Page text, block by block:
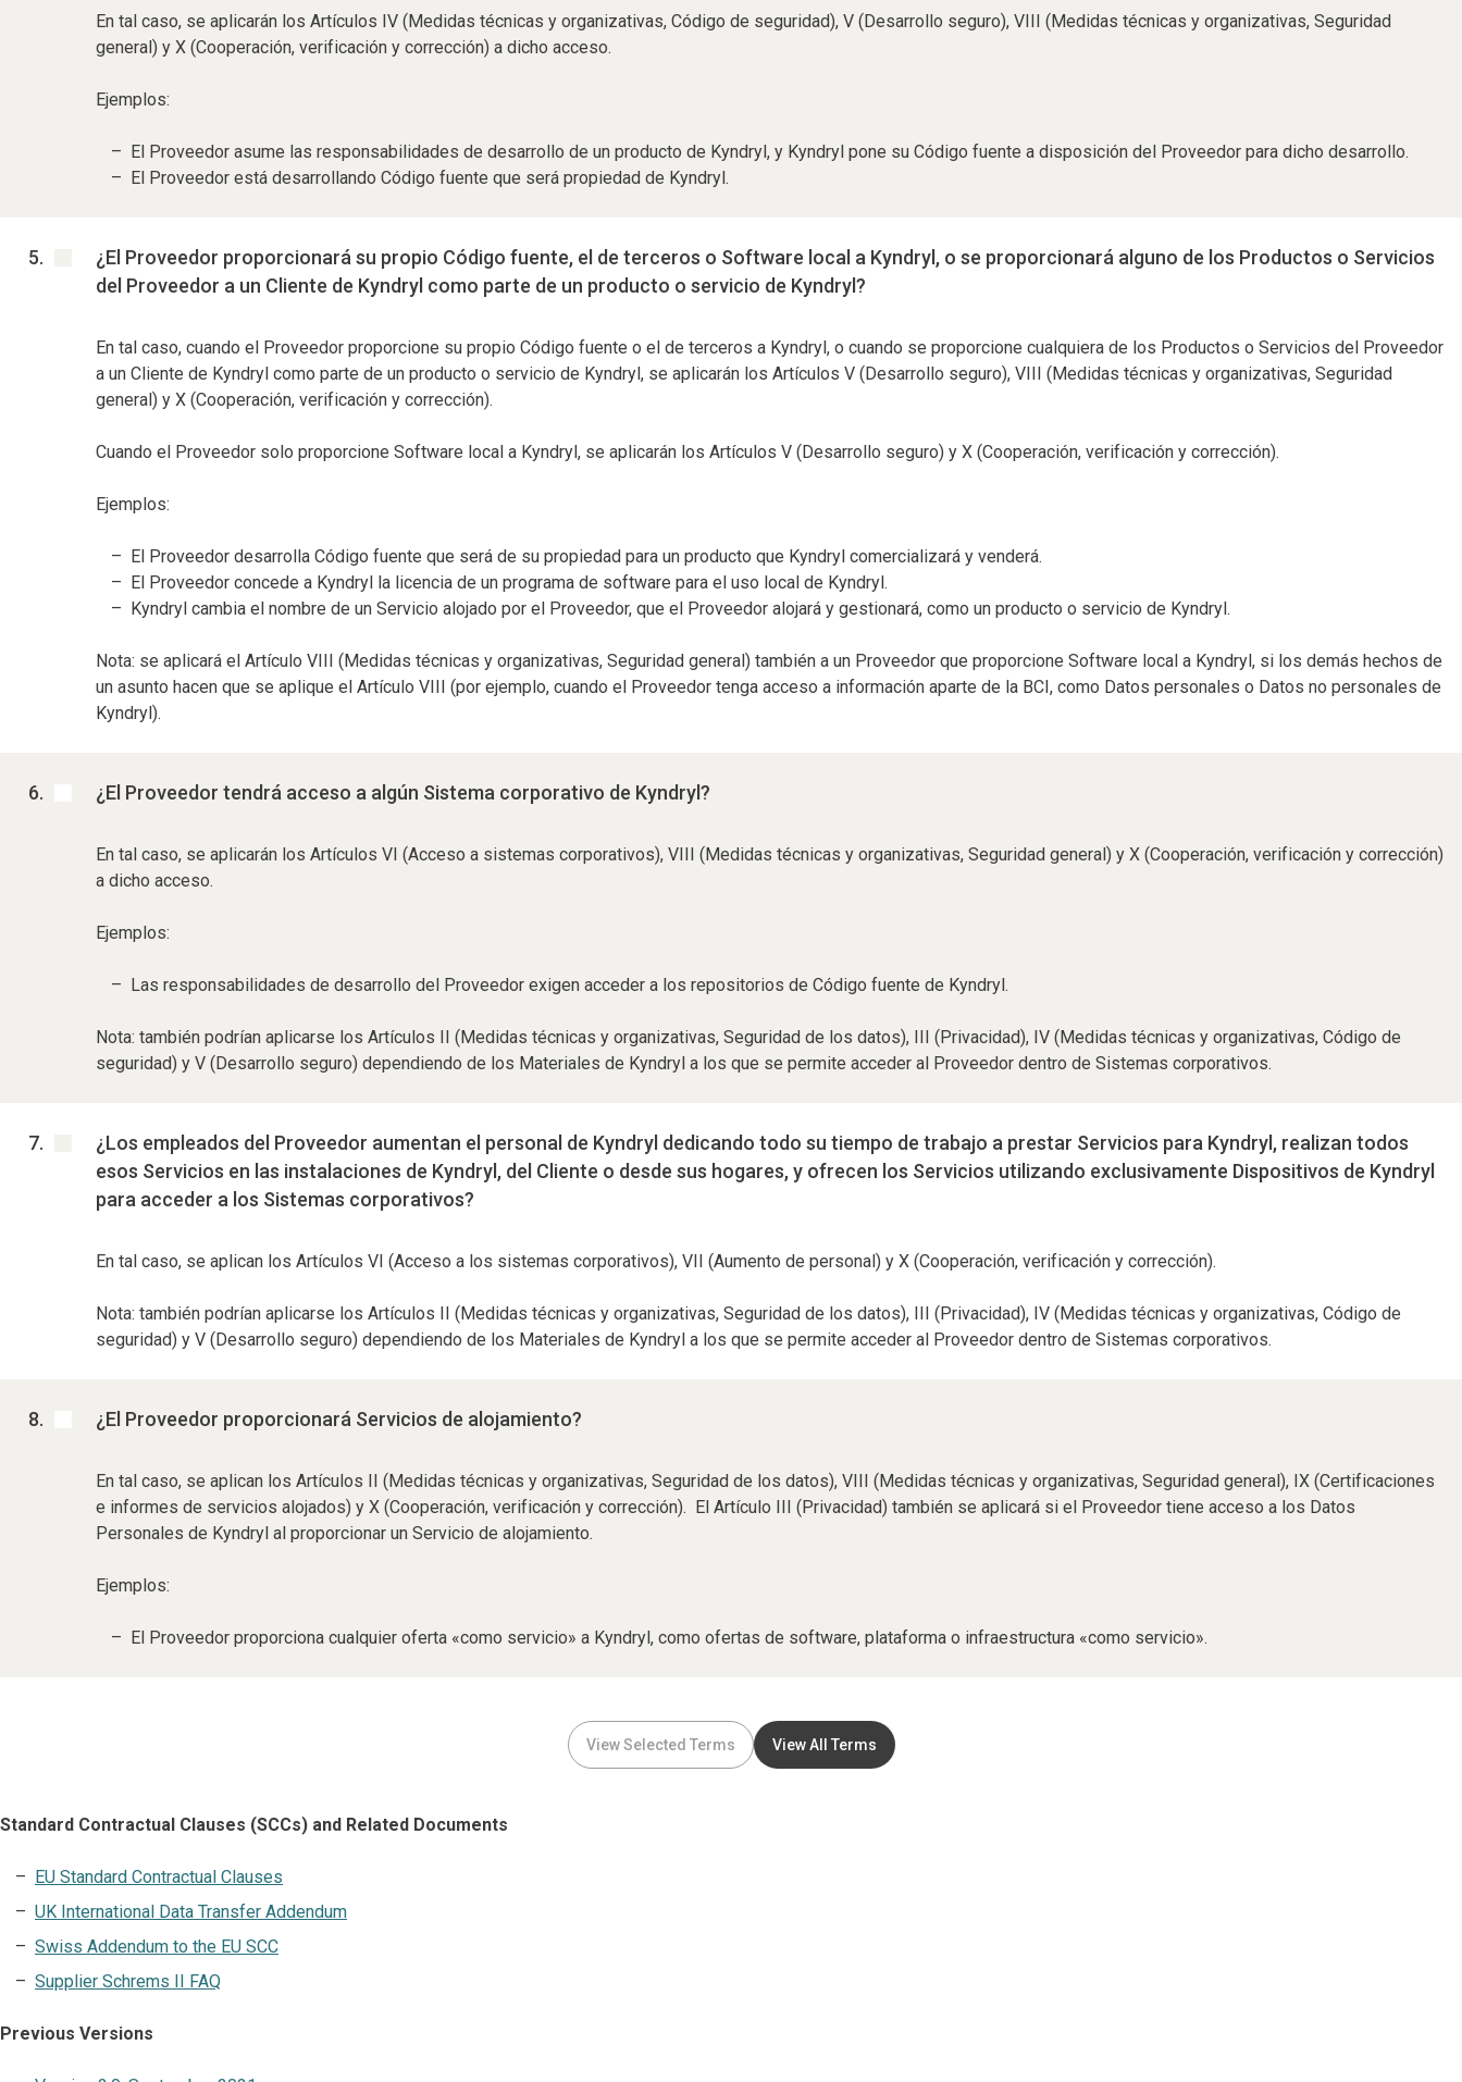
En tal caso, se aplicarán los Artículos IV (Medidas técnicas y organizativas, Código de seguridad), V (Desarrollo seguro), VIII (Medidas técnicas y organizativas, Seguridad
general) y X (Cooperación, verificación y corrección) a dicho acceso.
Ejemplos:
El Proveedor asume las responsabilidades de desarrollo de un producto de Kyndryl, y Kyndryl pone su Código fuente a disposición del Proveedor para dicho desarrollo.
El Proveedor está desarrollando Código fuente que será propiedad de Kyndryl.
¿El Proveedor proporcionará su propio Código fuente, el de terceros o Software local a Kyndryl, o se proporcionará alguno de los Productos o Servicios
del Proveedor a un Cliente de Kyndryl como parte de un producto o servicio de Kyndryl?
En tal caso, cuando el Proveedor proporcione su propio Código fuente o el de terceros a Kyndryl, o cuando se proporcione cualquiera de los Productos o Servicios del Proveedor
a un Cliente de Kyndryl como parte de un producto o servicio de Kyndryl, se aplicarán los Artículos V (Desarrollo seguro), VIII (Medidas técnicas y organizativas, Seguridad
general) y X (Cooperación, verificación y corrección).
Cuando el Proveedor solo proporcione Software local a Kyndryl, se aplicarán los Artículos V (Desarrollo seguro) y X (Cooperación, verificación y corrección).
Ejemplos:
El Proveedor desarrolla Código fuente que será de su propiedad para un producto que Kyndryl comercializará y venderá.
El Proveedor concede a Kyndryl la licencia de un programa de software para el uso local de Kyndryl.
Kyndryl cambia el nombre de un Servicio alojado por el Proveedor, que el Proveedor alojará y gestionará, como un producto o servicio de Kyndryl.
Nota: se aplicará el Artículo VIII (Medidas técnicas y organizativas, Seguridad general) también a un Proveedor que proporcione Software local a Kyndryl, si los demás hechos de
un asunto hacen que se aplique el Artículo VIII (por ejemplo, cuando el Proveedor tenga acceso a información aparte de la BCI, como Datos personales o Datos no personales de
Kyndryl).
¿El Proveedor tendrá acceso a algún Sistema corporativo de Kyndryl?
En tal caso, se aplicarán los Artículos VI (Acceso a sistemas corporativos), VIII (Medidas técnicas y organizativas, Seguridad general) y X (Cooperación, verificación y corrección)
a dicho acceso.
Ejemplos:
Las responsabilidades de desarrollo del Proveedor exigen acceder a los repositorios de Código fuente de Kyndryl.
Nota: también podrían aplicarse los Artículos II (Medidas técnicas y organizativas, Seguridad de los datos), III (Privacidad), IV (Medidas técnicas y organizativas, Código de
seguridad) y V (Desarrollo seguro) dependiendo de los Materiales de Kyndryl a los que se permite acceder al Proveedor dentro de Sistemas corporativos.
¿Los empleados del Proveedor aumentan el personal de Kyndryl dedicando todo su tiempo de trabajo a prestar Servicios para Kyndryl, realizan todos
esos Servicios en las instalaciones de Kyndryl, del Cliente o desde sus hogares, y ofrecen los Servicios utilizando exclusivamente Dispositivos de Kyndryl
para acceder a los Sistemas corporativos?
En tal caso, se aplican los Artículos VI (Acceso a los sistemas corporativos), VII (Aumento de personal) y X (Cooperación, verificación y corrección).
Nota: también podrían aplicarse los Artículos II (Medidas técnicas y organizativas, Seguridad de los datos), III (Privacidad), IV (Medidas técnicas y organizativas, Código de
seguridad) y V (Desarrollo seguro) dependiendo de los Materiales de Kyndryl a los que se permite acceder al Proveedor dentro de Sistemas corporativos.
¿El Proveedor proporcionará Servicios de alojamiento?
En tal caso, se aplican los Artículos II (Medidas técnicas y organizativas, Seguridad de los datos), VIII (Medidas técnicas y organizativas, Seguridad general), IX (Certificaciones
e informes de servicios alojados) y X (Cooperación, verificación y corrección). El Artículo III (Privacidad) también se aplicará si el Proveedor tiene acceso a los Datos
Personales de Kyndryl al proporcionar un Servicio de alojamiento.
Ejemplos:
El Proveedor proporciona cualquier oferta «como servicio» a Kyndryl, como ofertas de software, plataforma o infraestructura «como servicio».
View Selected Terms View All Terms
Standard Contractual Clauses (SCCs) and Related Documents
EU Standard Contractual Clauses
UK International Data Transfer Addendum
Swiss Addendum to the EU SCC
Supplier Schrems II FAQ
Previous Versions